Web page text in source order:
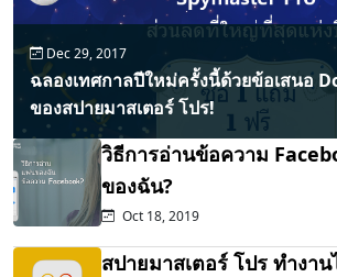
Dec 29, 2017
ฉลองเทศกาลปีใหม่ครั้งนี้ด้วยข้อเสนอ
ของสปายมาสเตอร์ โปร!
วิธีการอ่านข้อความ
ของฉัน?
Oct 18, 2019
สปายมาสเตอร์ โปร ทำงา